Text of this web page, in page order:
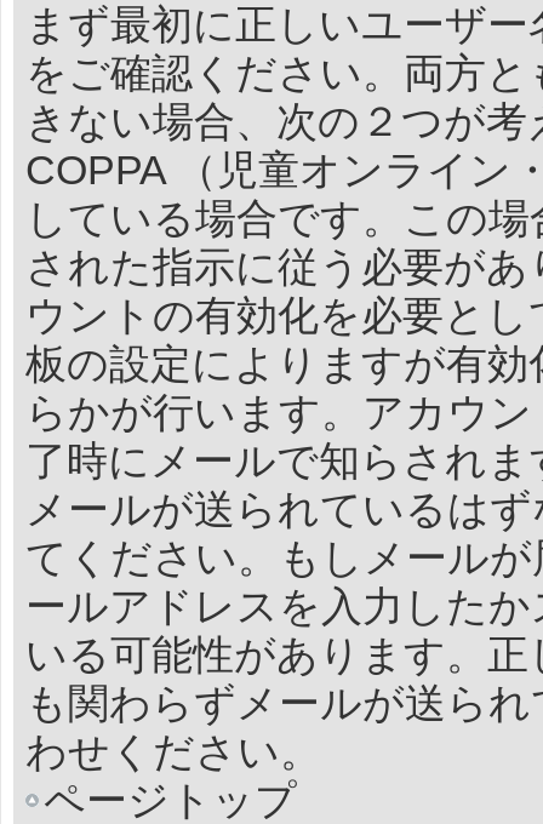
まず最初に正しいユーザ
をご確認ください。両方
きない場合、次の２つが
COPPA （児童オンライン
している場合です。この
された指示に従う必要が
ウントの有効化を必要と
板の設定によりますが有
らかが行います。アカウ
了時にメールで知らされ
メールが送られているは
てください。もしメール
ールアドレスを入力した
いる可能性があります。
も関わらずメールが送ら
わせください。
ページトップ